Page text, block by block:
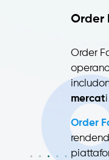
Order
Order
mercat
Order